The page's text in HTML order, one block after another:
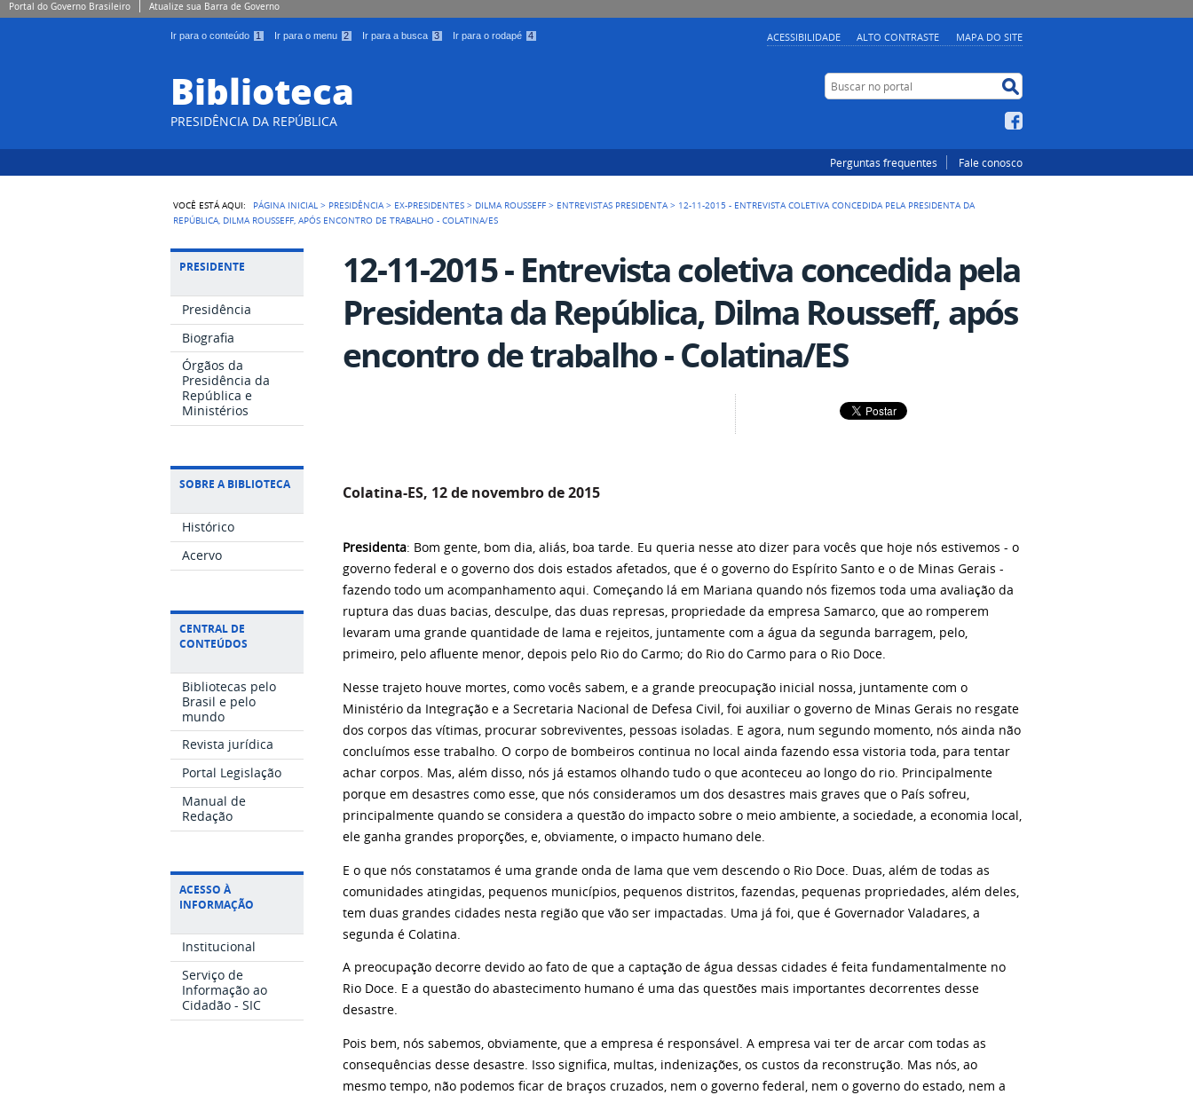
Portal do Governo Brasileiro Atualize sua Barra de Governo
Ir para o conteúdo 1 Ir para o menu 2 Ir para a busca 3 Ir para o rodapé 4 ACESSIBILIDADE ALTO CONTRASTE MAPA DO SITE
Biblioteca
PRESIDÊNCIA DA REPÚBLICA
Buscar no portal
Perguntas frequentes Fale conosco
VOCÊ ESTÁ AQUI: PÁGINA INICIAL > PRESIDÊNCIA > EX-PRESIDENTES > DILMA ROUSSEFF > ENTREVISTAS PRESIDENTA > 12-11-2015 - ENTREVISTA COLETIVA CONCEDIDA PELA PRESIDENTA DA
REPÚBLICA, DILMA ROUSSEFF, APÓS ENCONTRO DE TRABALHO - COLATINA/ES
PRESIDENTE
Presidência
Biografia
Órgãos da
Presidência da
República e
Ministérios
SOBRE A BIBLIOTECA
Histórico
Acervo
CENTRAL DE
CONTEÚDOS
Bibliotecas pelo
Brasil e pelo
mundo
Revista jurídica
Portal Legislação
Manual de
Redação
ACESSO À
INFORMAÇÃO
Institucional
Serviço de
Informação ao
Cidadão - SIC
12-11-2015 - Entrevista coletiva concedida pela
Presidenta da República, Dilma Rousseff, após
encontro de trabalho - Colatina/ES
Colatina-ES, 12 de novembro de 2015
Presidenta: Bom gente, bom dia, aliás, boa tarde. Eu queria nesse ato dizer para vocês que hoje nós estivemos - o
governo federal e o governo dos dois estados afetados, que é o governo do Espírito Santo e o de Minas Gerais -
fazendo todo um acompanhamento aqui. Começando lá em Mariana quando nós fizemos toda uma avaliação da
ruptura das duas bacias, desculpe, das duas represas, propriedade da empresa Samarco, que ao romperem
levaram uma grande quantidade de lama e rejeitos, juntamente com a água da segunda barragem, pelo,
primeiro, pelo afluente menor, depois pelo Rio do Carmo; do Rio do Carmo para o Rio Doce.
Nesse trajeto houve mortes, como vocês sabem, e a grande preocupação inicial nossa, juntamente com o
Ministério da Integração e a Secretaria Nacional de Defesa Civil, foi auxiliar o governo de Minas Gerais no resgate
dos corpos das vítimas, procurar sobreviventes, pessoas isoladas. E agora, num segundo momento, nós ainda não
concluímos esse trabalho. O corpo de bombeiros continua no local ainda fazendo essa vistoria toda, para tentar
achar corpos. Mas, além disso, nós já estamos olhando tudo o que aconteceu ao longo do rio. Principalmente
porque em desastres como esse, que nós consideramos um dos desastres mais graves que o País sofreu,
principalmente quando se considera a questão do impacto sobre o meio ambiente, a sociedade, a economia local,
ele ganha grandes proporções, e, obviamente, o impacto humano dele.
E o que nós constatamos é uma grande onda de lama que vem descendo o Rio Doce. Duas, além de todas as
comunidades atingidas, pequenos municípios, pequenos distritos, fazendas, pequenas propriedades, além deles,
tem duas grandes cidades nesta região que vão ser impactadas. Uma já foi, que é Governador Valadares, a
segunda é Colatina.
A preocupação decorre devido ao fato de que a captação de água dessas cidades é feita fundamentalmente no
Rio Doce. E a questão do abastecimento humano é uma das questões mais importantes decorrentes desse
desastre.
Pois bem, nós sabemos, obviamente, que a empresa é responsável. A empresa vai ter de arcar com todas as
consequências desse desastre. Isso significa, multas, indenizações, os custos da reconstrução. Mas nós, ao
mesmo tempo, não podemos ficar de braços cruzados, nem o governo federal, nem o governo do estado, nem a